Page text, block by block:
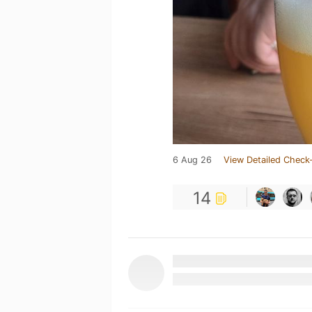
6 Aug 26 View Detailed
14